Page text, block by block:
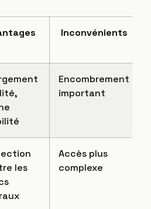
Inconvénients
Encombrement
important
les
Accès plus
complexe